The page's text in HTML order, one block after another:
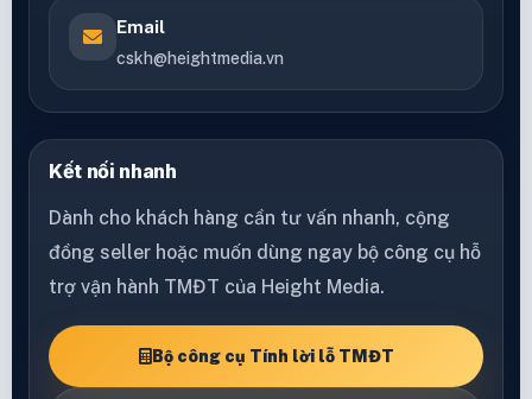
Email
cskh@heightmedia.vn
Kết nối nhanh
Dành cho khách hàng cần tư vấn nhanh, cộng
đồng seller hoặc muốn dùng ngay bộ công cụ hỗ
trợ vận hành TMĐT của Height Media.
Bộ công cụ Tính lời lỗ TMĐT